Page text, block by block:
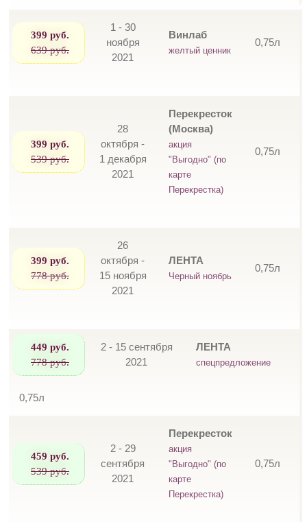
399 руб.
639 руб.
1 - 30
ноября
2021
Винлаб
желтый ценник
0,75л
399 руб.
539 руб.
28
октября -
1 декабря
2021
Перекресток
(Москва)
акция
"Выгодно" (по
карте
Перекрестка)
0,75л
399 руб.
778 руб.
26
октября -
15 ноября
2021
ЛЕНТА
Черный ноябрь
0,75л
449 руб.
778 руб.
2 - 15 сентября
2021
ЛЕНТА
спецпредложение
0,75л
459 руб.
539 руб.
2 - 29
сентября
2021
Перекресток
акция
"Выгодно" (по
карте
Перекрестка)
0,75л